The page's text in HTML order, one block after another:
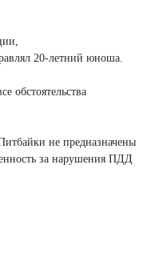
20-летний юноша.
обстоятельства
не предназначены
за нарушения ПДД